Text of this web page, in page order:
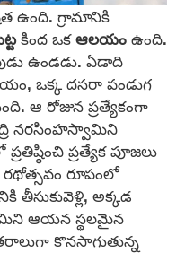
ఉంది. గ్రామానికి
కింద ఒకఆలయంఉంది.
ఉండడు. ఏడాది
ఒక్క దసరా పండుగ
ఆ రోజున ప్రత్యేకంగా
నరసింహస్వామిని
ప్రత్యేక పూజలు
రథోత్సవం రూపంలో
అక్కడ
ఆయన స్థలమైన
కొనసాగుతున్న